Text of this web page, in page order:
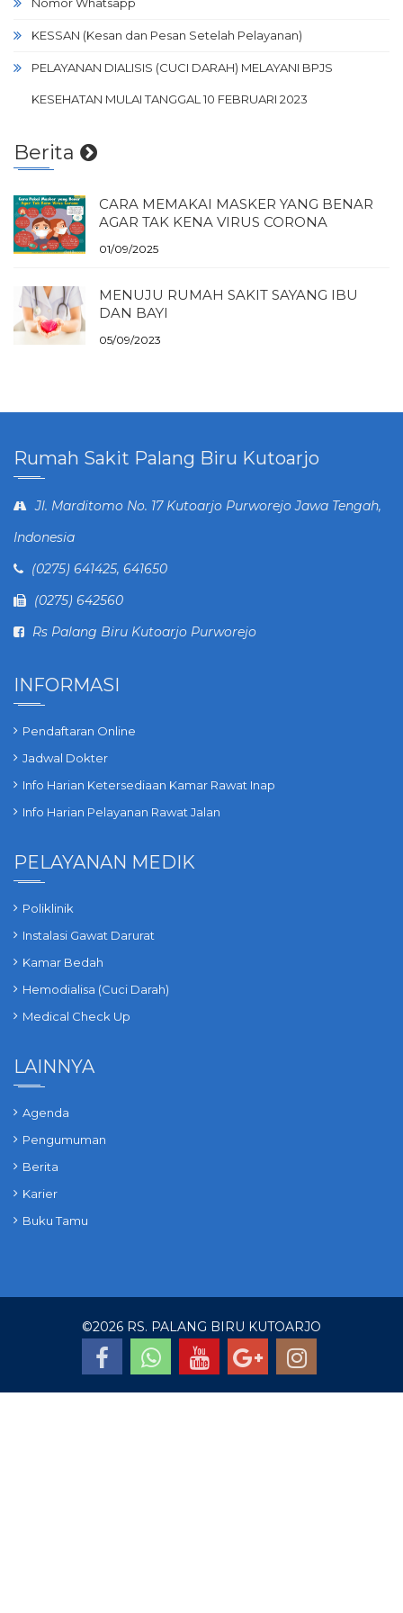
Nomor Whatsapp
KESSAN (Kesan dan Pesan Setelah Pelayanan)
PELAYANAN DIALISIS (CUCI DARAH) MELAYANI BPJS
KESEHATAN MULAI TANGGAL 10 FEBRUARI 2023
Berita
CARA MEMAKAI MASKER YANG BENAR
AGAR TAK KENA VIRUS CORONA
01/09/2025
MENUJU RUMAH SAKIT SAYANG IBU
DAN BAYI
05/09/2023
Rumah Sakit Palang Biru Kutoarjo
Jl. Marditomo No. 17 Kutoarjo Purworejo Jawa Tengah,
Indonesia
(0275) 641425, 641650
(0275) 642560
Rs Palang Biru Kutoarjo Purworejo
INFORMASI
Pendaftaran Online
Jadwal Dokter
Info Harian Ketersediaan Kamar Rawat Inap
Info Harian Pelayanan Rawat Jalan
PELAYANAN MEDIK
Poliklinik
Instalasi Gawat Darurat
Kamar Bedah
Hemodialisa (Cuci Darah)
Medical Check Up
LAINNYA
Agenda
Pengumuman
Berita
Karier
Buku Tamu
©2026 RS. PALANG BIRU KUTOARJO